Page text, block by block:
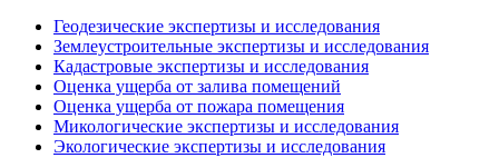
Геодезические экспертизы и исследования
Землеустроительные экспертизы и исследования
Кадастровые экспертизы и исследования
Оценка ущерба от залива помещений
Оценка ущерба от пожара помещения
Микологические экспертизы и исследования
Экологические экспертизы и исследования